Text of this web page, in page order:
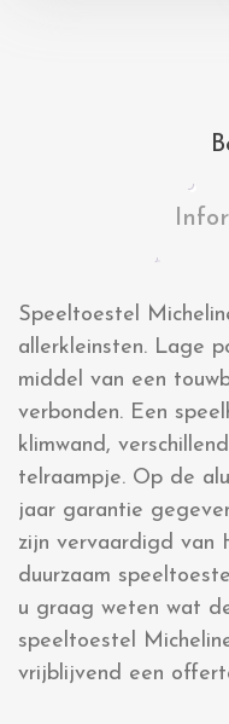
Speeltoestel
allerkleinsten. Lage
middel van een
verbonden. Een
klimwand,
telraampje. Op de
jaar garantie
zijn vervaardigd van
duurzaam
u graag weten wat
speeltoestel
vrijblijvend een